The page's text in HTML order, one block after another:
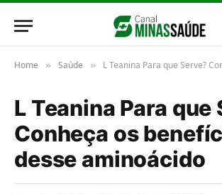
Home » Saúde » L Teanina Para que Serve? Conheça os
L Teanina Para que
Conheça os
desse aminoácido